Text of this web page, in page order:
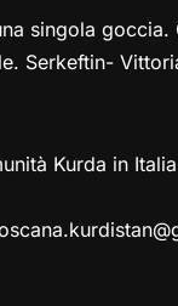
singola
Serkeftin-
Kurda in Italia